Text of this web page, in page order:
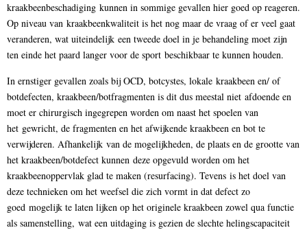
kraakbeenbeschadiging kunnen in sommige gevallen hier goed op reageren.
Op niveau van kraakbeenkwaliteit is het nog maar de vraag of er veel gaat
veranderen, wat uiteindelijk een tweede doel in je behandeling moet zijn
ten einde het paard langer voor de sport beschikbaar te kunnen houden.
In ernstiger gevallen zoals bij OCD, botcystes, lokale kraakbeen en/ of
botdefecten, kraakbeen/botfragmenten is dit dus meestal niet afdoende en
moet er chirurgisch ingegrepen worden om naast het spoelen van
het gewricht, de fragmenten en het afwijkende kraakbeen en bot te
verwijderen. Afhankelijk van de mogelijkheden, de plaats en de grootte van
het kraakbeen/botdefect kunnen deze opgevuld worden om het
kraakbeenoppervlak glad te maken (resurfacing). Tevens is het doel van
deze technieken om het weefsel die zich vormt in dat defect zo
goed mogelijk te laten lijken op het originele kraakbeen zowel qua functie
als samenstelling, wat een uitdaging is gezien de slechte helingscapaciteit